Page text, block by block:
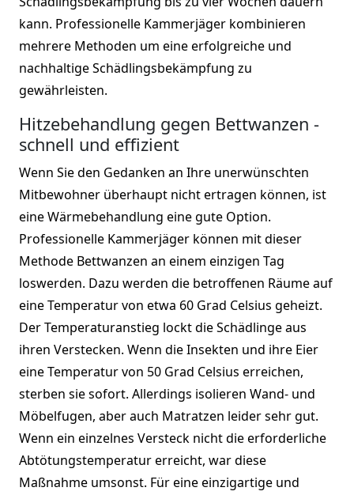
kann. Professionelle Kammerjäger kombinieren
mehrere Methoden um eine erfolgreiche und
nachhaltige Schädlingsbekämpfung zu
gewährleisten.
Hitzebehandlung gegen Bettwanzen -
schnell und effizient
Wenn Sie den Gedanken an Ihre unerwünschten
Mitbewohner überhaupt nicht ertragen können, ist
eine Wärmebehandlung eine gute Option.
Professionelle Kammerjäger können mit dieser
Methode Bettwanzen an einem einzigen Tag
loswerden. Dazu werden die betroffenen Räume auf
eine Temperatur von etwa 60 Grad Celsius geheizt.
Der Temperaturanstieg lockt die Schädlinge aus
ihren Verstecken. Wenn die Insekten und ihre Eier
eine Temperatur von 50 Grad Celsius erreichen,
sterben sie sofort. Allerdings isolieren Wand- und
Möbelfugen, aber auch Matratzen leider sehr gut.
Wenn ein einzelnes Versteck nicht die erforderliche
Abtötungstemperatur erreicht, war diese
Maßnahme umsonst. Für eine einzigartige und